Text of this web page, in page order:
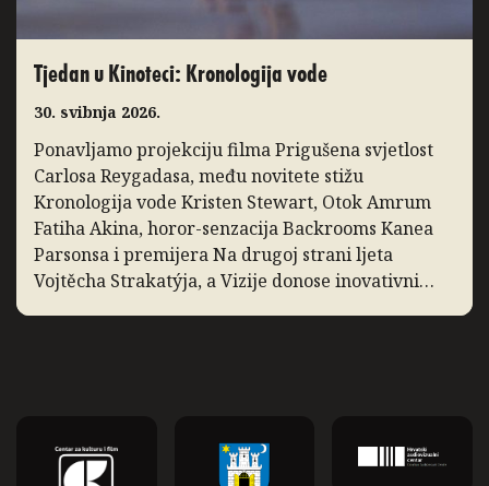
Tjedan u Kinoteci: Kronologija vode
30. svibnja 2026.
Ponavljamo projekciju filma Prigušena svjetlost
Carlosa Reygadasa, među novitete stižu
Kronologija vode Kristen Stewart, Otok Amrum
Fatiha Akina, horor-senzacija Backrooms Kanea
Parsonsa i premijera Na drugoj strani ljeta
Vojtěcha Strakatýja, a Vizije donose inovativni